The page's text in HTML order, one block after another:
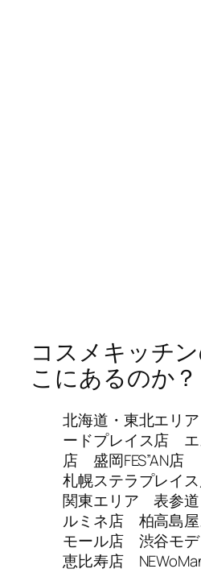
コスメキッチ
こにあるのか？
北海道・東北エリ
ードプレイス店 エ
店 盛岡FES”AN店
札幌ステラプレイ
関東エリア 表参道
ルミネ店 柏高島屋
モール店 渋谷モ
恵比寿店